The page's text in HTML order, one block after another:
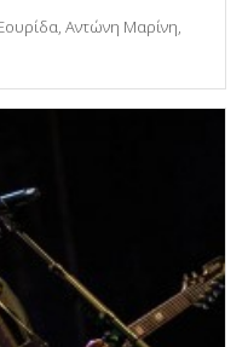
Αντώνη Μαρίνη,